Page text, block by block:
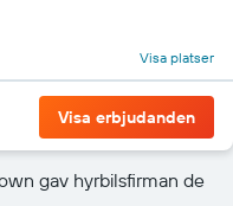
Visa platser
Visa erbjudanden
gav hyrbilsfirman de